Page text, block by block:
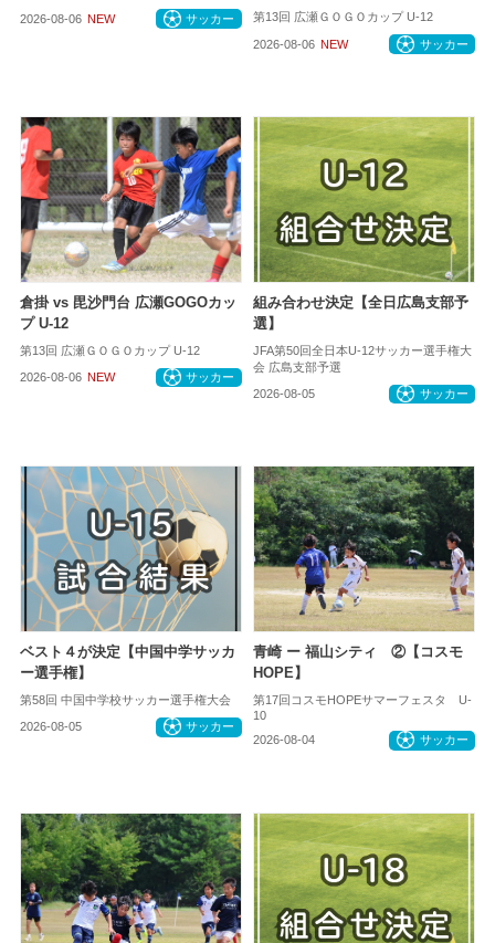
2026-08-06 NEW サッカー 第13回 広瀬ＧＯＧＯカップ U-12
2026-08-06 NEW サッカー
倉掛 vs 毘沙門台 広瀬GOGOカッ
プ U-12
第13回 広瀬ＧＯＧＯカップ U-12
2026-08-06 NEW サッカー
組み合わせ決定【全日広島支部予
選】
JFA第50回全日本U-12サッカー選手権大
会 広島支部予選
2026-08-05 サッカー
ベスト４が決定【中国中学サッカ
ー選手権】
第58回 中国中学校サッカー選手権大会
2026-08-05 サッカー
青崎 ー 福山シティ ②【コスモ
HOPE】
第17回コスモHOPEサマーフェスタ U-
10
2026-08-04
サッカー